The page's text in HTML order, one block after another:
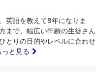
英語を教えて8年になりま
まで、幅広い年齢の生徒さん
とりの目的やレベルに合わせ
っと見る